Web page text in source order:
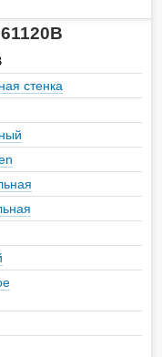
стенка